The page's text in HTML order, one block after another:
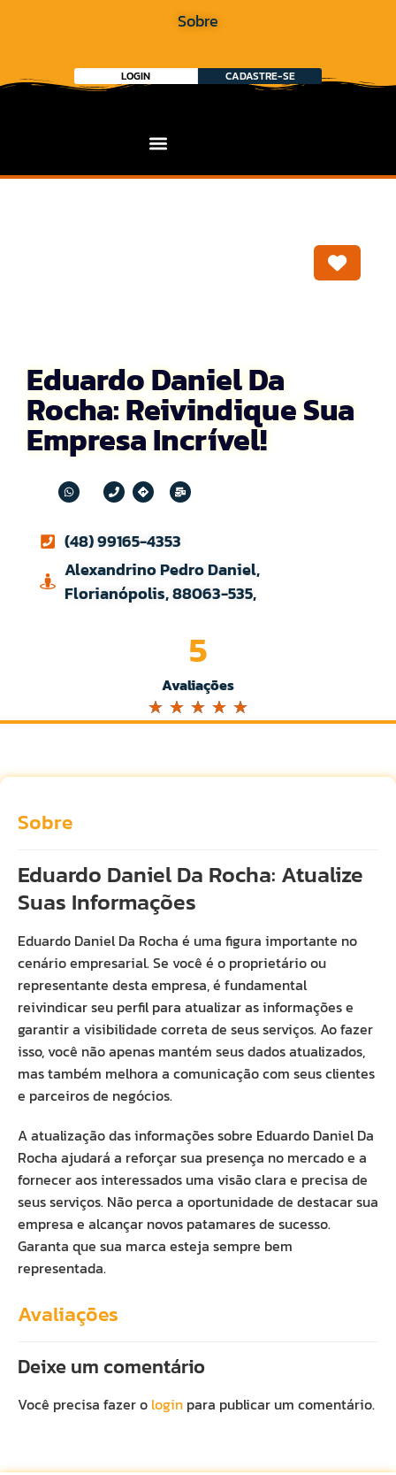
Sobre
LOGIN CADASTRE-SE
Eduardo Daniel Da
Rocha: Reivindique Sua
Empresa Incrível!
(48) 99165-4353
Alexandrino Pedro Daniel,
Florianópolis, 88063-535,
Avaliações
5
☆ ☆ ☆ ☆ ☆
Sobre
Eduardo Daniel Da Rocha: Atualize
Suas Informações
Eduardo Daniel Da Rocha é uma figura importante no
cenário empresarial. Se você é o proprietário ou
representante desta empresa, é fundamental
reivindicar seu perfil para atualizar as informações e
garantir a visibilidade correta de seus serviços. Ao fazer
isso, você não apenas mantém seus dados atualizados,
mas também melhora a comunicação com seus clientes
e parceiros de negócios.
A atualização das informações sobre Eduardo Daniel Da
Rocha ajudará a reforçar sua presença no mercado e a
fornecer aos interessados uma visão clara e precisa de
seus serviços. Não perca a oportunidade de destacar sua
empresa e alcançar novos patamares de sucesso.
Garanta que sua marca esteja sempre bem
representada.
Avaliações
Deixe um comentário
Você precisa fazer o login para publicar um comentário.